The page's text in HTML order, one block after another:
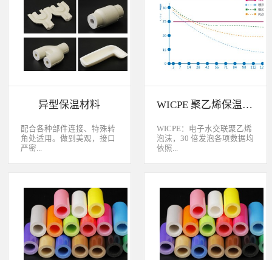
异型保温材料
配合各种部件连接、特殊转
角处适用。做到美观，接口
严密...
成本以下是部分产品及设计
展示，欢迎咨询。
WICPE 聚乙烯保温材料各种特性比较说明
WICPE：电子水交联聚乙烯
泡沫，30 倍发泡各项数据均
依照...
WICPE 与其他发泡体吸水率
与保温效果比较 WICPE 的
防音性WICPE 的化学药品性